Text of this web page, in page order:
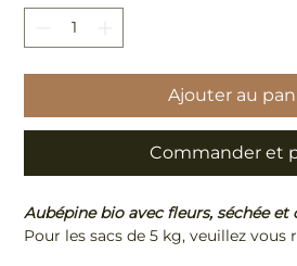
Ajouter au
Commander et
Aubépine bio avec fleurs, séchée et
Pour les sacs de 5 kg, veuillez vous